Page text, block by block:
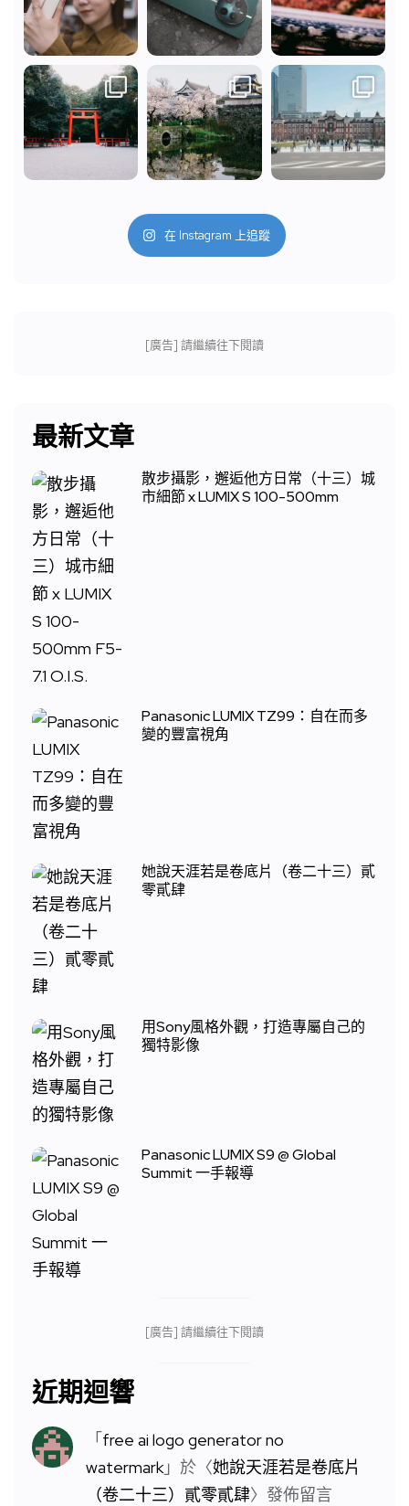
在 Instagram 上追蹤
[廣告] 請繼續往下閱讀
最新文章
散步攝影，邂逅他方日常（十三）城
市細節 x LUMIX S 100-500mm
Panasonic LUMIX TZ99：自在而多
變的豐富視角
她說天涯若是卷底片（卷二十三）貳
零貳肆
用Sony風格外觀，打造專屬自己的
獨特影像
Panasonic LUMIX S9 @ Global
Summit 一手報導
[廣告] 請繼續往下閱讀
近期迴響
「free ai logo generator no
watermark」於〈她說天涯若是卷底片
（卷二十三）貳零貳肆〉發佈留言